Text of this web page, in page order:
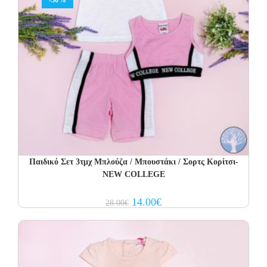
Παιδικό Σετ 3τμχ Μπλούζα / Μπουστάκι / Σορτς Κορίτσι-
NEW COLLEGE
28.00€ Original
price
14.00€Current
price